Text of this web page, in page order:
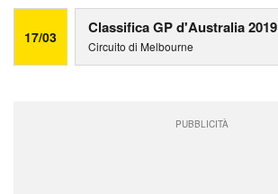
17/03 Classifica GP d'Australia 2019
Circuito di Melbourne
PUBBLICITÀ